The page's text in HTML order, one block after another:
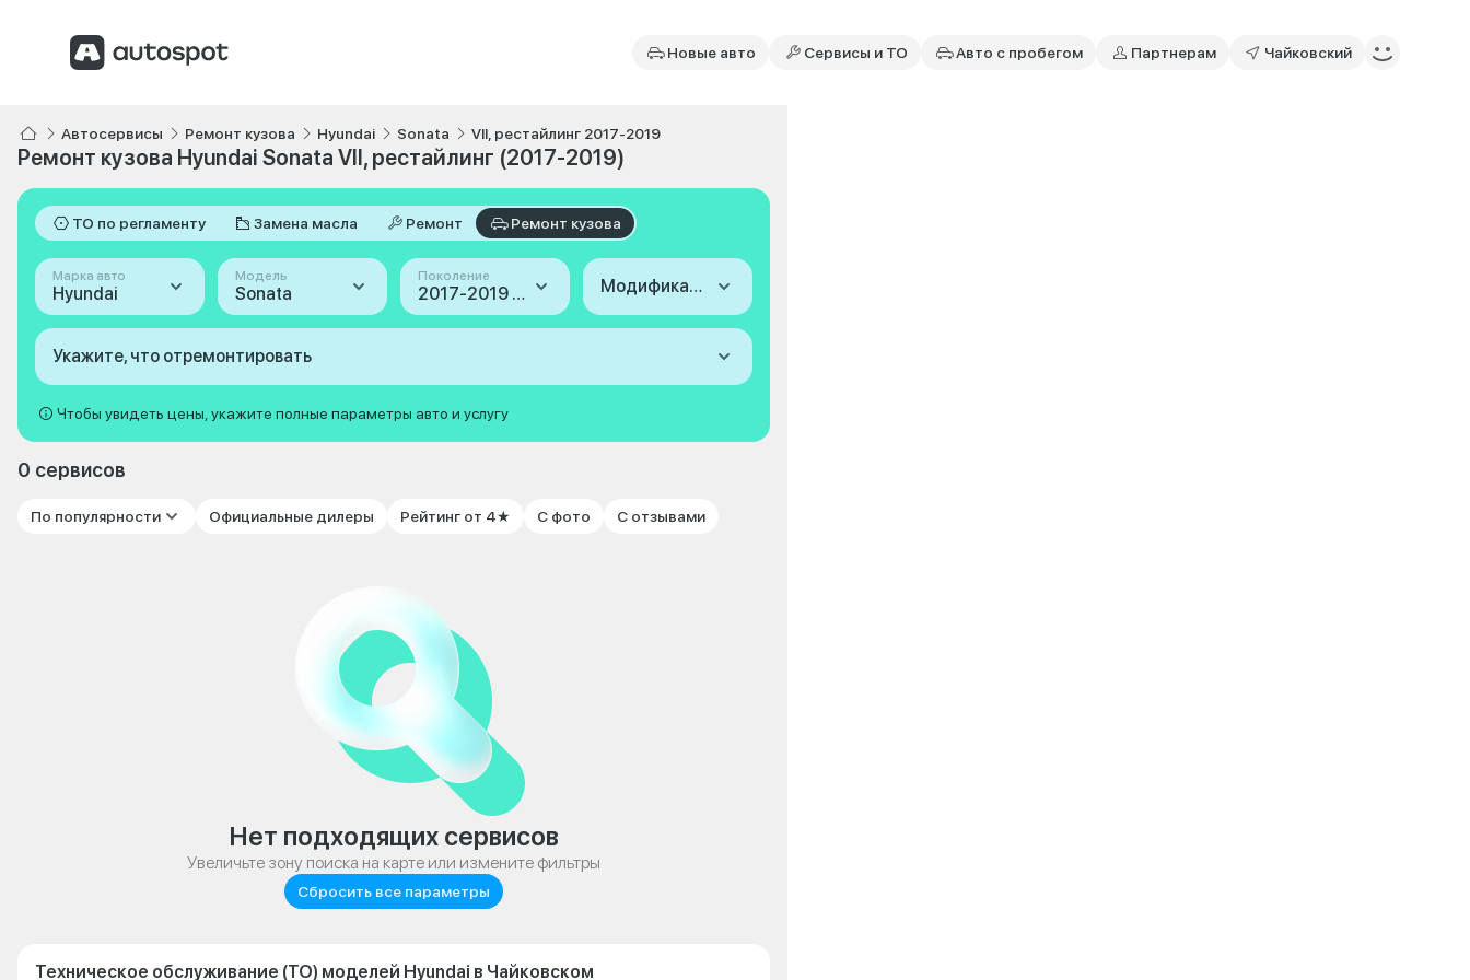
Новые авто Сервисы и ТО Авто с пробегом Партнерам Чайковский
Автосервисы Ремонт кузова Hyundai Sonata VII, рестайлинг 2017-2019
Ремонт кузова Hyundai Sonata VII, рестайлинг (2017-2019)
ТО по регламенту Замена масла Ремонт Ремонт кузова
Марка авто
Hyundai
Модель
Sonata
Поколение
2017-2019 (VII, рестайлинг) Модификация
Укажите, что отремонтировать
Чтобы увидеть цены, укажите полные параметры авто и услугу
0 сервисов
По популярности Официальные дилеры Рейтинг от 4★ С фото С отзывами
Нет подходящих сервисов
Увеличьте зону поиска на карте или измените фильтры
Сбросить все параметры
Техническое обслуживание (ТО) моделей Hyundai в Чайковском